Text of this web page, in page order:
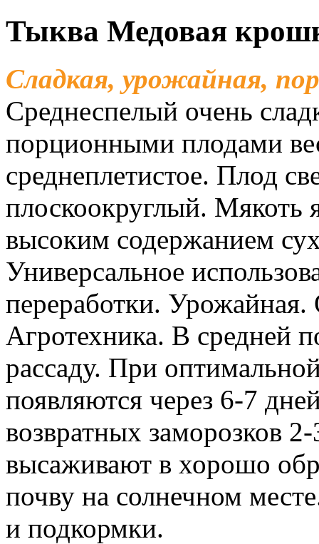
Тыква Медовая
Сладкая, урожайная,
Среднеспелый очень
порционными плодами
среднеплетистое. Плод
плоскоокруглый. Мякоть
высоким содержанием
Универсальное
переработки. Урожайная.
Агротехника. В средней
рассаду. При
появляются через 6-7
возвратных заморозков
высаживают в хорошо
почву на солнечном
и подкормки.